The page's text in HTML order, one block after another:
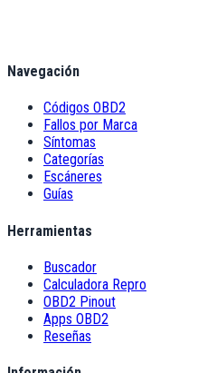
Navegación
Códigos OBD2
Fallos por Marca
Síntomas
Categorías
Escáneres
Guías
Herramientas
Buscador
Calculadora Repro
OBD2 Pinout
Apps OBD2
Reseñas